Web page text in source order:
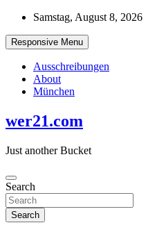
Skip
content
Samstag, August 8, 2026
Responsive Menu
Ausschreibungen
About
München
wer21.com
Just another Bucket
Search
Search